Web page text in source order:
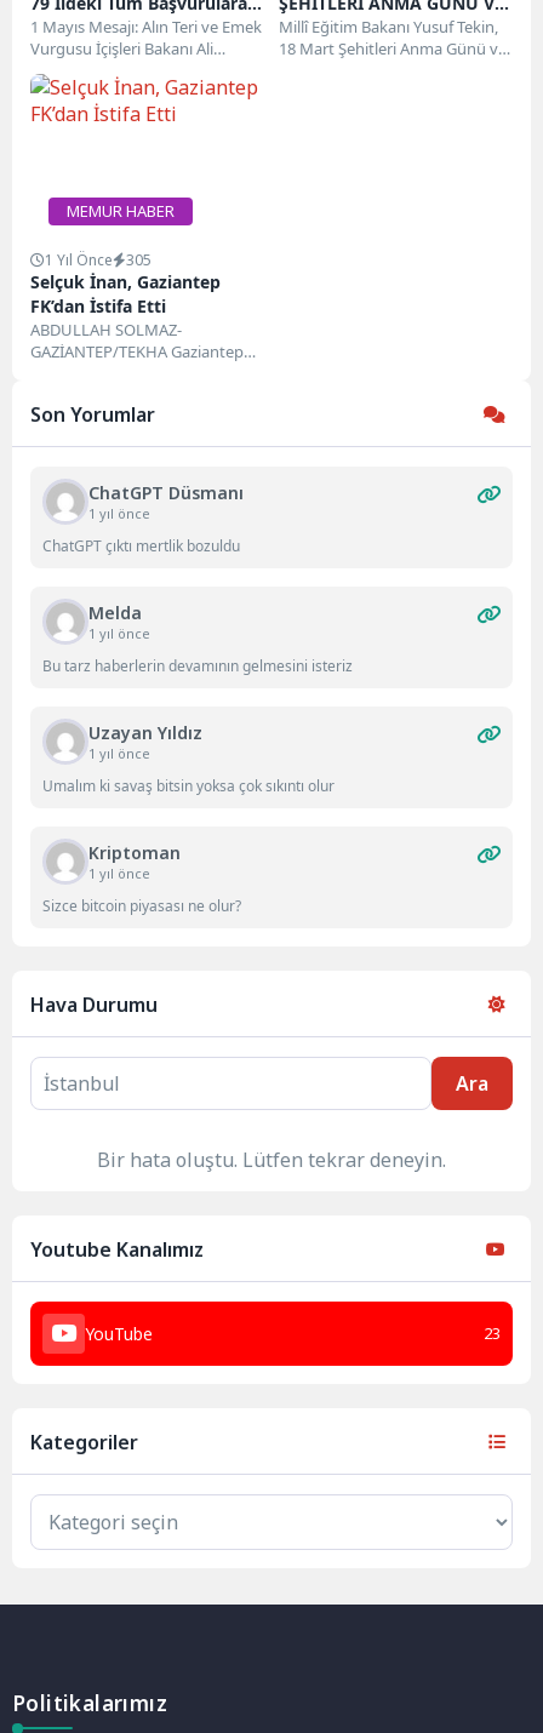
İzin Verildi
1 Mayıs Mesajı: Alın Teri ve Emek
Vurgusu İçişleri Bakanı Ali
Yerlikaya, 1 Mayıs Emek...
ÇANAKKALE DENİZ ZAFERİ
MESAJI
Millî Eğitim Bakanı Yusuf Tekin,
18 Mart Şehitleri Anma Günü ve
MEMUR HABER
1 Yıl Önce 305
Selçuk İnan, Gaziantep
FK’dan İstifa Etti
ABDULLAH SOLMAZ-
GAZİANTEP/TEKHA Gaziantep
olduktan sonra teknik direktör...
Son Yorumlar
ChatGPT Düsmanı
1 yıl önce
ChatGPT çıktı mertlik bozuldu
Melda
1 yıl önce
Bu tarz haberlerin devamının gelmesini isteriz
Uzayan Yıldız
1 yıl önce
Umalım ki savaş bitsin yoksa çok sıkıntı olur
Kriptoman
1 yıl önce
Sizce bitcoin piyasası ne olur?
Hava Durumu
Ara
Bir hata oluştu. Lütfen tekrar deneyin.
Youtube Kanalımız
YouTube 23
Kategoriler
Politikalarımız